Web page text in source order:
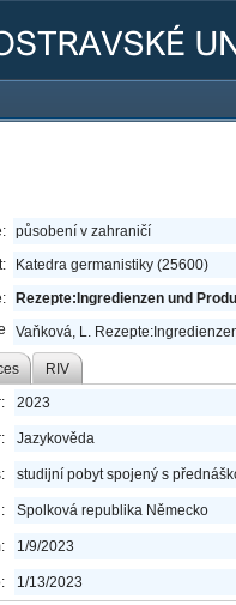
působení v zahraničí
Katedra germanistiky (25600)
Rezepte:Ingredienzen und
Vaňková, L.
RIV
2023
Jazykověda
studijní pobyt spojený s
Spolková republika Německo
1/9/2023
1/13/2023